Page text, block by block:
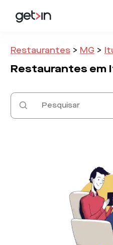
Restaurantes > MG >
Restaurantes em